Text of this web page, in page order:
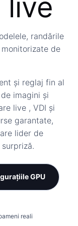
live
randările
de
și reglaj fin al
imagini și
live , VDI și
garantate,
lider de
GPU
reali